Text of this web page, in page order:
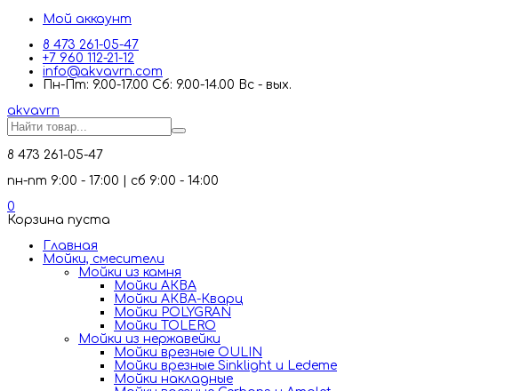
Мой аккаунт
8 473 261-05-47
+7 960 112-21-12
info@akvavrn.com
Пн-Пт: 9.00-17.00 Сб: 9.00-14.00 Вс - вых.
akvavrn
8 473 261-05-47
пн-пт 9:00 - 17:00 | сб 9:00 - 14:00
0
Корзина пуста
Главная
Мойки, смесители
Mойки из камня
Мойки АКВА
Мойки АКВА-Кварц
Мойки POLYGRAN
Мойки TOLERO
Мойки из нержавейки
Мойки врезные OULIN
Мойки врезные Sinklight и Ledeme
Мойки накладные